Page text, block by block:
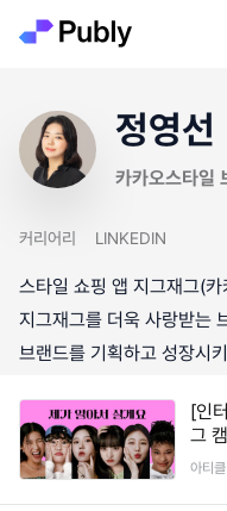
정영선
카카오스타일
커리어리 LINKEDIN
스타일 쇼핑 앱 지그재그(
지그재그를 더욱 사랑받는
브랜드를 기획하고 성장시
[인
그 캠페인, 일간
증
아티